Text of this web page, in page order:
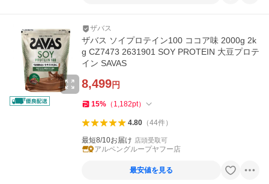
ザバス
ザバス ソイプロテイン100 ココア味 2000g 2k
g CZ7473 2631901 SOY PROTEIN 大豆プロテ
イン SAVAS
8,499円
15% （ 1,182pt）
4.80（44件）
最短8/10お届け 店頭受取可
アルペングループヤフー店
最安値を見る